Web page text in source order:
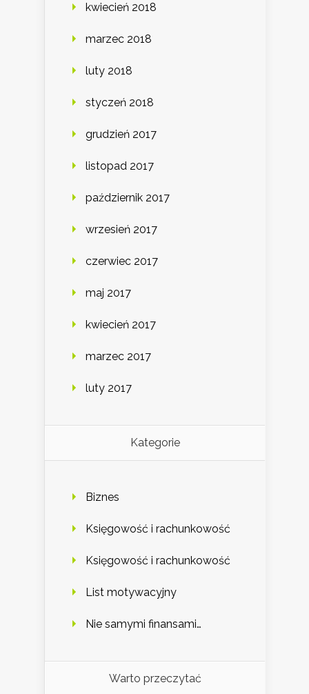
kwiecień 2018
marzec 2018
luty 2018
styczeń 2018
grudzień 2017
listopad 2017
październik 2017
wrzesień 2017
czerwiec 2017
maj 2017
kwiecień 2017
marzec 2017
luty 2017
Kategorie
Biznes
Księgowość i rachunkowość
Księgowość i rachunkowość
List motywacyjny
Nie samymi finansami…
Warto przeczytać